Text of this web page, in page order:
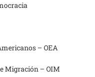
– OEA
Migración – OIM